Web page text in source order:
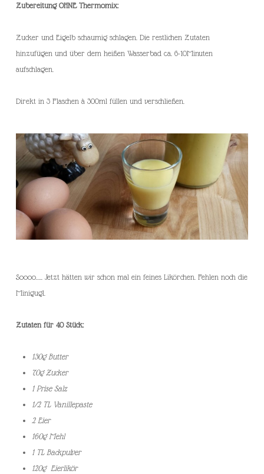
Zubereitung OHNE Thermomix:
Zucker und Eigelb schaumig schlagen. Die restlichen Zutaten
hinzufügen und über dem heißen Wasserbad ca. 6-10Minuten
aufschlagen.
Direkt in 3 Flaschen à 300ml füllen und verschließen.
Soooo….. Jetzt hätten wir schon mal ein feines Likörchen. Fehlen noch die
Minigugl.
Zutaten für 40 Stück:
130g Butter
70g Zucker
1 Prise Salz
1/2 TL Vanillepaste
2 Eier
160g Mehl
1 TL Backpulver
120g Eierlikör